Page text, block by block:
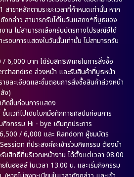
สาขาหลักตามระยะเวลาที่กำหนดเท่านั้น หาก
ดังกล่าว สามารถรับได้ในวันแสดง*ที่บูธของ
าน ไม่สามารถเลือกรับบัตรทางไปรษณีย์ได้
อบการแสดงในวันนั้นเท่านั้น ไม่สามารถรับ
6,000 บาท ได้รับสิทธิพิเศษในการสั่งซื้อ
ล่วงหน้า และรับสินค้าที่บูธหน้า
ยละเอียดและขั้นตอนการสั่งซื้อสินค้าล่วงหน้า
ง)
กิดขึ้นก่อนการแสดง
นเวทีไปเดินโบกมือทักทายศิลปินก่อนการ
จกรรม Hi - bye เดิมทุกประการ
/ 6,000 และ Random ผู้ชมบัตร
ที่ประสงค์จะเข้าร่วมกิจกรรม ต้องนำ
บสิทธิ์ที่บริเวณหน้างาน ได้ตั้งแต่เวลา 08.00
ยในฮอลล์ ในเวลา 13.00 น. และเริ่มกิจกรรม